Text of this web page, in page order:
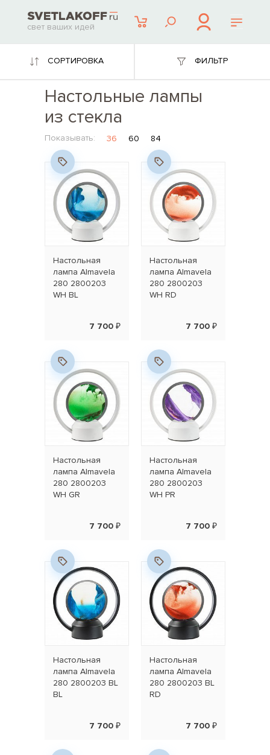
свет ваших идей
СОРТИРОВКА ФИЛЬТР
Настольные лампы
из стекла
Показывать: 36 60 84
Настольная
лампа Almavela
280 2800203
WH BL
7 700 ₽
Настольная
лампа Almavela
280 2800203
WH RD
7 700 ₽
Настольная
лампа Almavela
280 2800203
WH GR
7 700 ₽
Настольная
лампа Almavela
280 2800203
WH PR
7 700 ₽
Настольная
лампа Almavela
280 2800203 BL
BL
7 700 ₽
Настольная
лампа Almavela
280 2800203 BL
RD
7 700 ₽